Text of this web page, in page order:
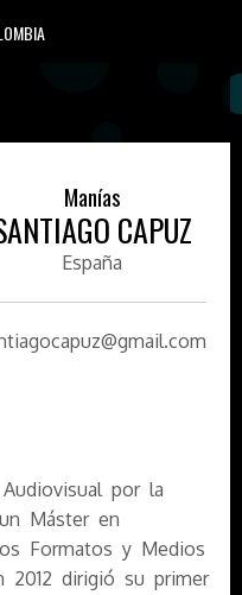
Manías
CAPUZ
España
por la
Máster en
Formatos y Medios
2012 dirigió su primer